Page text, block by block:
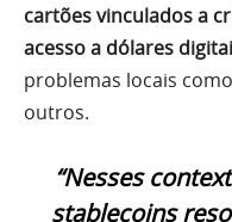
cartões vinculados a
acesso a dólares
problemas locais
outros.
“Nesses
stablecoins